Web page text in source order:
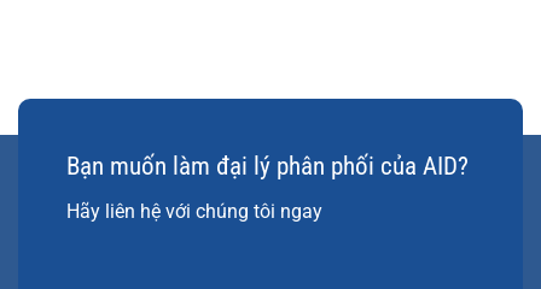
Bạn muốn làm đại lý phân phối của AID?
Hãy liên hệ với chúng tôi ngay